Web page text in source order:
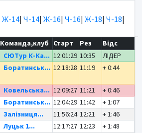
Ж-14| Ч-14| Ж-16| Ч-16| Ж-18| Ч-18|
Команда,клуб Старт Рез
Відс
СЮТур К-Ка... 12:01:29 10:35
ЛІДЕР
Боратинськ... 12:18:28 11:19 + 0:44
Ковельська... 12:09:27 11:21
+ 0:46
Боратинськ... 12:04:29 11:42
+ 1:07
Залізниця... 11:56:24 12:21
+ 1:46
Луцьк 1... 12:17:27 12:23
+ 1:48